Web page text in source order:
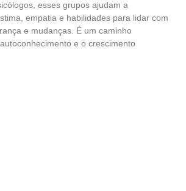
esses grupos ajudam a
empatia e habilidades para lidar com
e mudanças. É um caminho
e o crescimento